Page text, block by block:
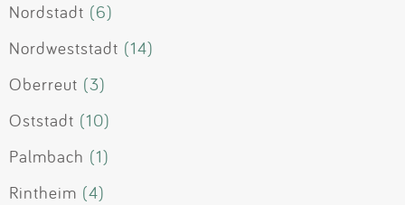
Nordstadt (6)
Nordweststadt (14)
Oberreut (3)
Oststadt (10)
Palmbach (1)
Rintheim (4)